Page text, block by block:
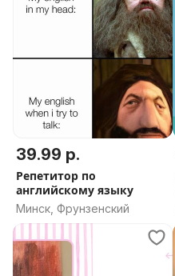
39.99 р.
Репетитор по
английскому языку
Минск, Фрунзенский